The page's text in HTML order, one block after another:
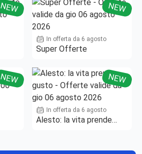
NEW NEW
In offerta da 6 agosto
Super Offerte
NEW NEW
In offerta da 6 agosto
Alesto: la vita prende